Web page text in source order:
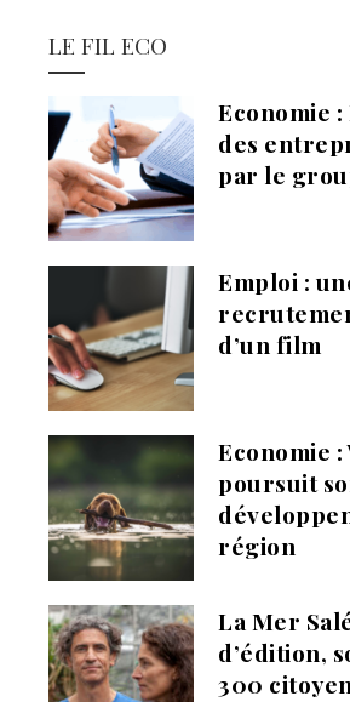
LE FIL ECO
Economie
des
par le
Emploi :
d’un film
Economie :
poursuit
région
La Mer
d’édition,
300